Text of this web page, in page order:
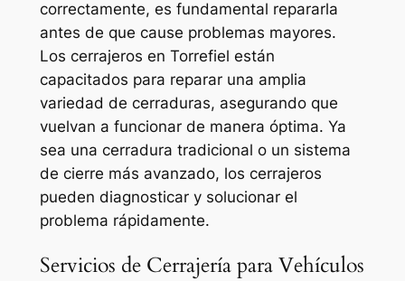
correctamente, es fundamental repararla
antes de que cause problemas mayores.
Los cerrajeros en Torrefiel están
capacitados para reparar una amplia
variedad de cerraduras, asegurando que
vuelvan a funcionar de manera óptima. Ya
sea una cerradura tradicional o un sistema
de cierre más avanzado, los cerrajeros
pueden diagnosticar y solucionar el
problema rápidamente.
Servicios de Cerrajería para Vehículos